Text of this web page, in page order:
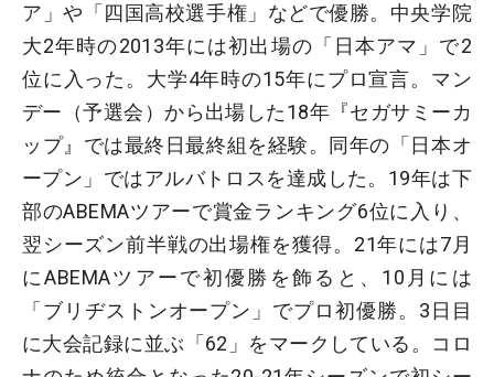
ア」や「四国高校選手権」などで優勝。中央学院
大2年時の2013年には初出場の「日本アマ」で2
位に入った。大学4年時の15年にプロ宣言。マン
デー（予選会）から出場した18年『セガサミーカ
ップ』では最終日最終組を経験。同年の「日本オ
ープン」ではアルバトロスを達成した。19年は下
部のABEMAツアーで賞金ランキング6位に入り、
翌シーズン前半戦の出場権を獲得。21年には7月
にABEMAツアーで初優勝を飾ると、10月には
「ブリヂストンオープン」でプロ初優勝。3日目
に大会記録に並ぶ「62」をマークしている。コロ